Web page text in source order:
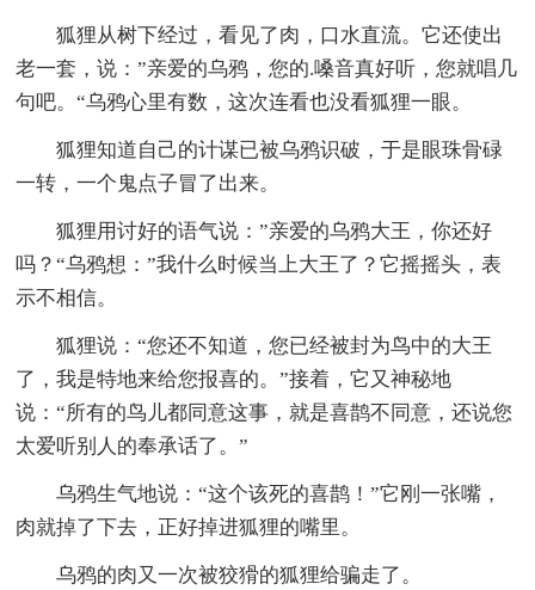
狐狸从树下经过，看见了肉，口水直流。它还使出
老一套，说：”亲爱的乌鸦，您的.嗓音真好听，您就唱几
句吧。“乌鸦心里有数，这次连看也没看狐狸一眼。
狐狸知道自己的计谋已被乌鸦识破，于是眼珠骨碌
一转，一个鬼点子冒了出来。
狐狸用讨好的语气说：”亲爱的乌鸦大王，你还好
吗？“乌鸦想：”我什么时候当上大王了？它摇摇头，表
示不相信。
狐狸说：“您还不知道，您已经被封为鸟中的大王
了，我是特地来给您报喜的。”接着，它又神秘地
说：“所有的鸟儿都同意这事，就是喜鹊不同意，还说您
太爱听别人的奉承话了。”
乌鸦生气地说：“这个该死的喜鹊！”它刚一张嘴，
肉就掉了下去，正好掉进狐狸的嘴里。
乌鸦的肉又一次被狡猾的狐狸给骗走了。